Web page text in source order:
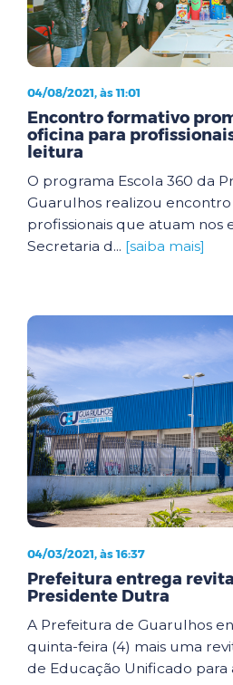
04/08/2021, às 11:01
Encontro formativo
oficina para
leitura
O programa Escola 360 da
Guarulhos realizou
profissionais que atuam nos
Secretaria d... [saiba mais]
04/03/2021, às 16:37
Prefeitura entrega
Presidente Dutra
A Prefeitura de Guarulhos
quinta-feira (4) mais uma
de Educação Unificado para